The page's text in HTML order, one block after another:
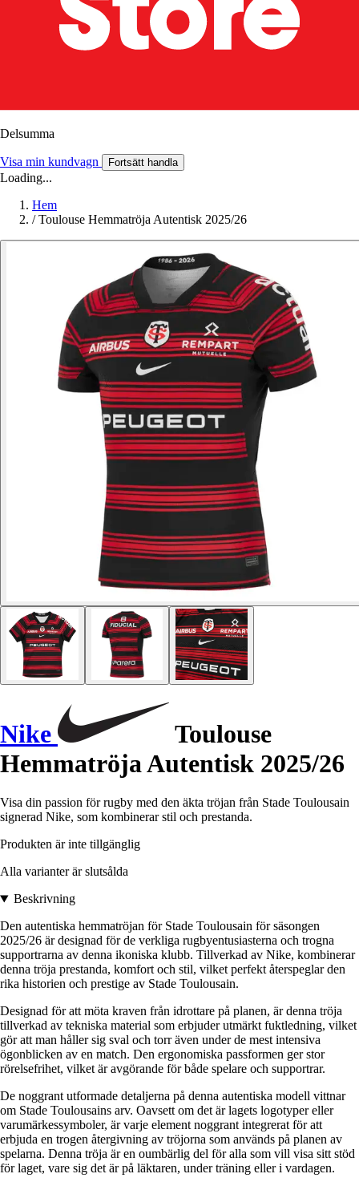
Delsumma
Visa min kundvagn Fortsätt handla
Loading...
Hem
/ Toulouse Hemmatröja Autentisk 2025/26
Nike
Toulouse
Hemmatröja Autentisk 2025/26
Visa din passion för rugby med den äkta tröjan från Stade Toulousain
signerad Nike, som kombinerar stil och prestanda.
Produkten är inte tillgänglig
Alla varianter är slutsålda
Beskrivning
Den autentiska hemmatröjan för Stade Toulousain för säsongen
2025/26 är designad för de verkliga rugbyentusiasterna och trogna
supportrarna av denna ikoniska klubb. Tillverkad av Nike, kombinerar
denna tröja prestanda, komfort och stil, vilket perfekt återspeglar den
rika historien och prestige av Stade Toulousain.
Designad för att möta kraven från idrottare på planen, är denna tröja
tillverkad av tekniska material som erbjuder utmärkt fuktledning, vilket
gör att man håller sig sval och torr även under de mest intensiva
ögonblicken av en match. Den ergonomiska passformen ger stor
rörelsefrihet, vilket är avgörande för både spelare och supportrar.
De noggrant utformade detaljerna på denna autentiska modell vittnar
om Stade Toulousains arv. Oavsett om det är lagets logotyper eller
varumärkessymboler, är varje element noggrant integrerat för att
erbjuda en trogen återgivning av tröjorna som används på planen av
spelarna. Denna tröja är en oumbärlig del för alla som vill visa sitt stöd
för laget, vare sig det är på läktaren, under träning eller i vardagen.